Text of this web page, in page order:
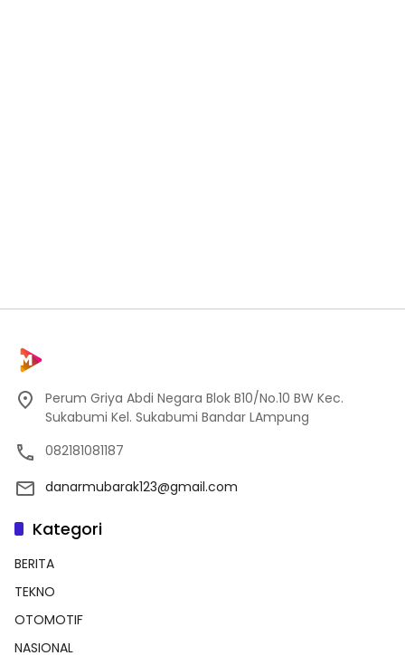
Perum Griya Abdi Negara Blok B10/No.10 BW Kec.
Sukabumi Kel. Sukabumi Bandar LAmpung
082181081187
danarmubarak123@gmail.com
Kategori
BERITA
TEKNO
OTOMOTIF
NASIONAL